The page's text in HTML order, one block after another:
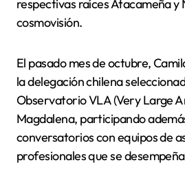
respectivas raíces Atacameña y
cosmovisión.
El pasado mes de octubre,
la delegación chilena
Observatorio VLA (Very Large
Magdalena, participando
conversatorios con equipos de
profesionales que se